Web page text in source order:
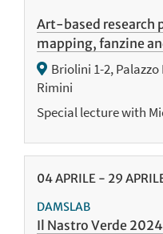
Art-based research
mapping, fanzine
Briolini 1-2,
Rimini
Special lecture with
04APRILE - 29
DAMSLAB
Il Nastro Verde 2024